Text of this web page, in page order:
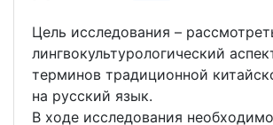
Цель исследования –
лингвокультурологический
терминов традиционной
на русский язык.
В ходе исследования